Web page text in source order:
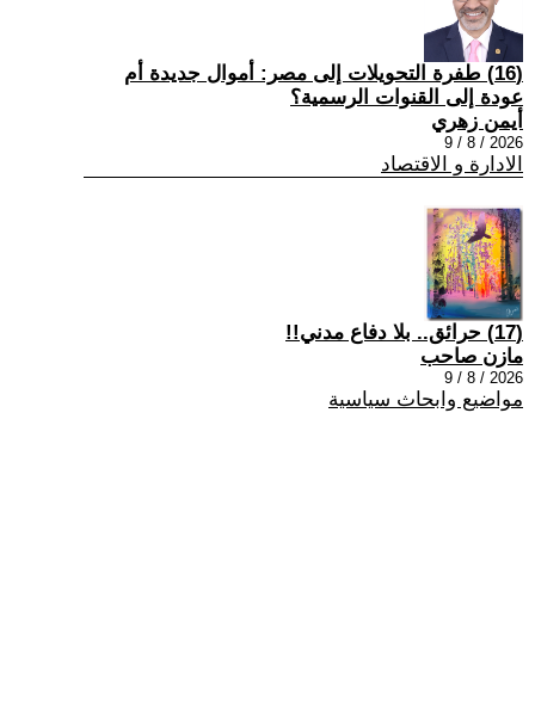
(16) طفرة التحويلات إلى مصر: أموال جديدة أم
عودة إلى القنوات الرسمية؟
أيمن زهري
2026 / 8 / 9
الادارة و الاقتصاد
(17) حرائق.. بلا دفاع مدني!!
مازن صاحب
2026 / 8 / 9
مواضيع وابحاث سياسية